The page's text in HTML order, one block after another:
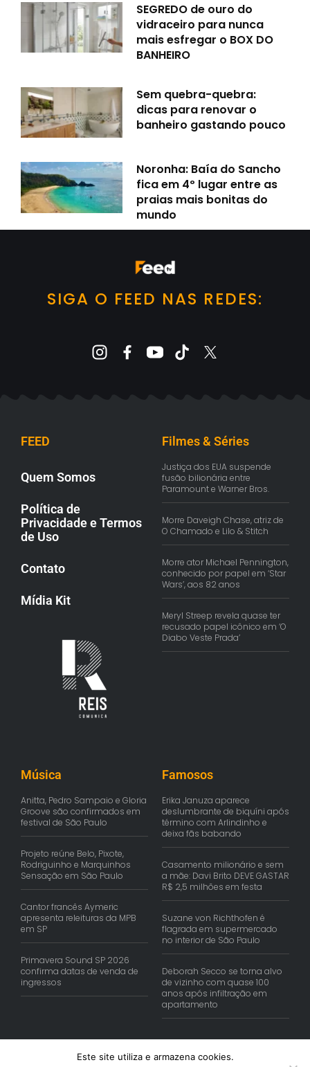
SEGREDO de ouro do
vidraceiro para nunca
mais esfregar o BOX DO
BANHEIRO
Sem quebra-quebra:
dicas para renovar o
banheiro gastando pouco
Noronha: Baía do Sancho
fica em 4º lugar entre as
praias mais bonitas do
mundo
SIGA O FEED NAS REDES:
FEED
Quem Somos
Política de
Privacidade e Termos
de Uso
Contato
Mídia Kit
Filmes & Séries
Justiça dos EUA suspende
fusão bilionária entre
Paramount e Warner Bros.
Morre Daveigh Chase, atriz de
O Chamado e Lilo & Stitch
Morre ator Michael Pennington,
conhecido por papel em ‘Star
Wars’, aos 82 anos
Meryl Streep revela quase ter
recusado papel icônico em ‘O
Diabo Veste Prada’
Música
Anitta, Pedro Sampaio e Gloria
Groove são confirmados em
festival de São Paulo
Projeto reúne Belo, Pixote,
Rodriguinho e Marquinhos
Sensação em São Paulo
Cantor francês Aymeric
apresenta releituras da MPB
em SP
Primavera Sound SP 2026
confirma datas de venda de
ingressos
Famosos
Erika Januza aparece
deslumbrante de biquíni após
término com Arlindinho e
deixa fãs babando
Casamento milionário e sem
a mãe: Davi Brito DEVE GASTAR
R$ 2,5 milhões em festa
Suzane von Richthofen é
flagrada em supermercado
no interior de São Paulo
Deborah Secco se torna alvo
de vizinho com quase 100
anos após infiltração em
apartamento
Este site utiliza e armazena cookies.